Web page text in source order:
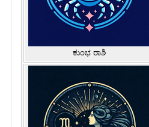
ಕುಂಭ ರಾಶಿ